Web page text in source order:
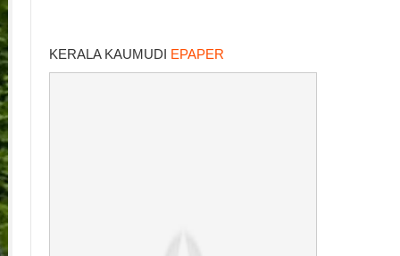
KERALA KAUMUDI EPAPER